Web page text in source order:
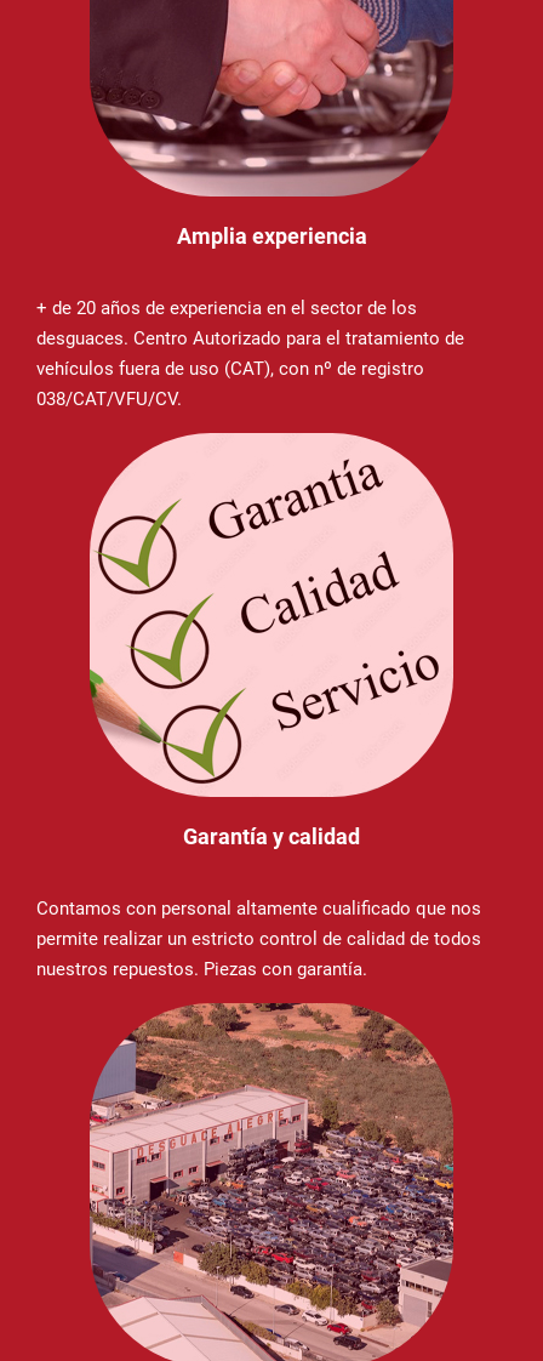
Amplia experiencia
+ de 20 años de experiencia en el sector de los
desguaces. Centro Autorizado para el tratamiento de
vehículos fuera de uso (CAT), con nº de registro
038/CAT/VFU/CV.
Garantía y calidad
Contamos con personal altamente cualificado que nos
permite realizar un estricto control de calidad de todos
nuestros repuestos. Piezas con garantía.